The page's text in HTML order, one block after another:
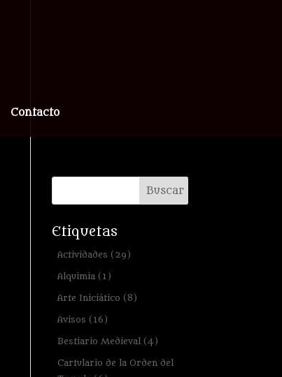
Contacto
Etiquetas
Actividades (29)
Alquimia (1)
Arte Iniciático (8)
Avisos (16)
Bestiario Medieval (4)
Cartulario de la Orden del